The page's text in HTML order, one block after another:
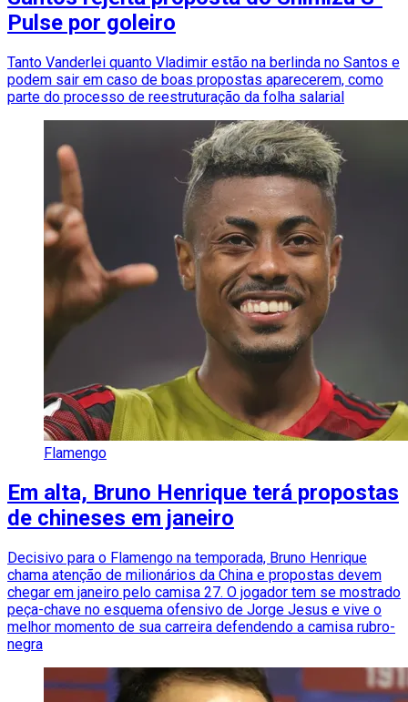
Pulse por goleiro
Tanto Vanderlei quanto Vladimir estão na berlinda no Santos e
podem sair em caso de boas propostas aparecerem, como
parte do processo de reestruturação da folha salarial
Flamengo
Em alta, Bruno Henrique terá propostas
de chineses em janeiro
Decisivo para o Flamengo na temporada, Bruno Henrique
chama atenção de milionários da China e propostas devem
chegar em janeiro pelo camisa 27. O jogador tem se mostrado
peça-chave no esquema ofensivo de Jorge Jesus e vive o
melhor momento de sua carreira defendendo a camisa rubro-
negra